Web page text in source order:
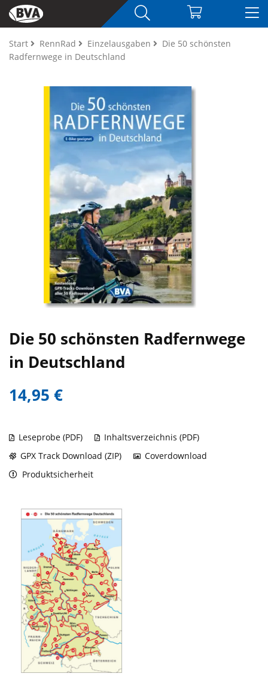
Start RennRad Einzelausgaben
Die 50 schönsten
Radfernwege in Deutschland
Die 50 schönsten Radfernwege
in Deutschland
14,95 €
Leseprobe (PDF)
Inhaltsverzeichnis (PDF)
GPX Track Download (ZIP)
Coverdownload
Produktsicherheit